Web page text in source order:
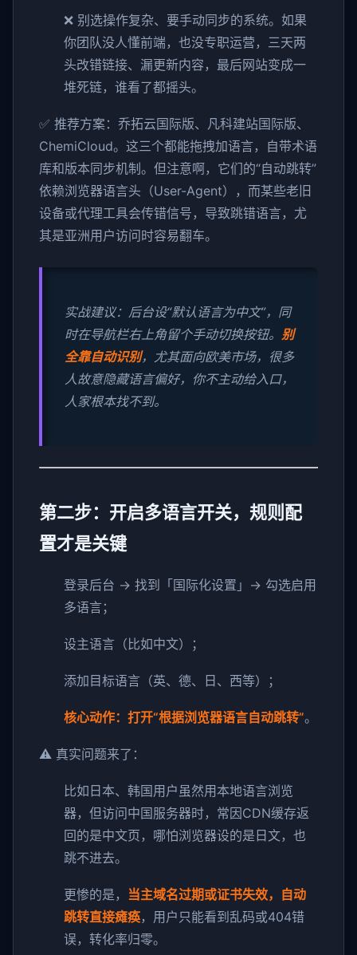
❌ 别选操作复杂、要手动同步的系统。如果
你团队没人懂前端，也没专职运营，三天两
头改错链接、漏更新内容，最后网站变成一
堆死链，谁看了都摇头。
✅ 推荐方案：乔拓云国际版、凡科建站国际版、
ChemiCloud。这三个都能拖拽加语言，自带术语
库和版本同步机制。但注意啊，它们的“自动跳转”
依赖浏览器语言头（User-Agent），而某些老旧
设备或代理工具会传错信号，导致跳错语言，尤
其是亚洲用户访问时容易翻车。
实战建议：后台设“默认语言为中文”，同
时在导航栏右上角留个手动切换按钮。 别
全靠自动识别，尤其面向欧美市场，很多
人故意隐藏语言偏好，你不主动给入口，
人家根本找不到。
第二步：开启多语言开关，规则配
置才是关键
登录后台 → 找到「国际化设置」→ 勾选启用
多语言；
设主语言（比如中文）；
添加目标语言（英、德、日、西等）；
核心动作：打开“根据浏览器语言自动跳转”。
⚠️ 真实问题来了：
比如日本、韩国用户虽然用本地语言浏览
器，但访问中国服务器时，常因CDN缓存返
回的是中文页，哪怕浏览器设的是日文，也
跳不进去。
更惨的是， 当主域名过期或证书失效，自动
跳转直接瘫痪，用户只能看到乱码或404错
误，转化率归零。